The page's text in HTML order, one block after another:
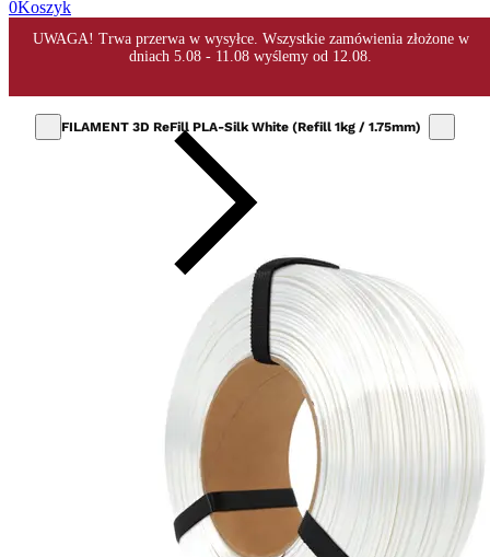
0Koszyk
FILAMENT 3D ReFill PLA-Silk White (Refill 1kg / 1.75mm)